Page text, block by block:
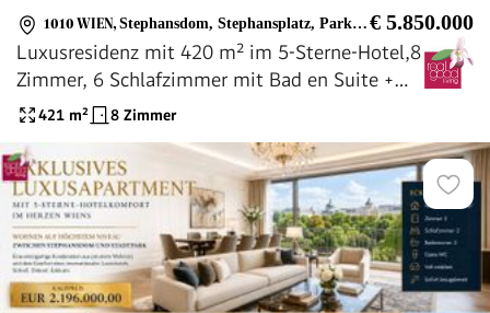
1010 WIEN, Stephansdom, Stephansplatz, Parkring, Stadtgarten € 5.850.000
Luxusresidenz mit 420 m² im 5-Sterne-Hotel,8
Zimmer, 6 Schlafzimmer mit Bad en Suite +
Concierge & Wellness in Top-Lage von Wien !!
421 m² 8 Zimmer